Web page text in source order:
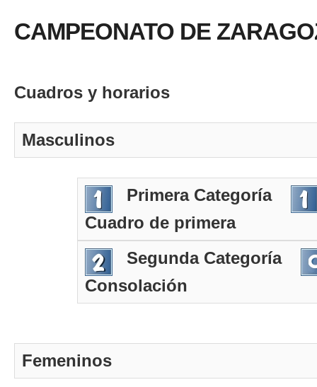
CAMPEONATO DE
Cuadros y horarios
Masculinos
Primera Categoría
Cuadro de primera
Segunda Categoría
Consolación
Femeninos